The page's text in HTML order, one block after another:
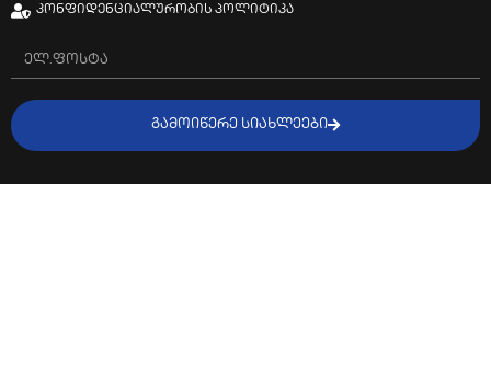
კონფიდენციალურობის პოლიტიკა
ᲒᲐᲛᲝᲘᲬᲔᲠᲔ ᲡᲘᲐᲮᲚᲔᲔᲑᲘ